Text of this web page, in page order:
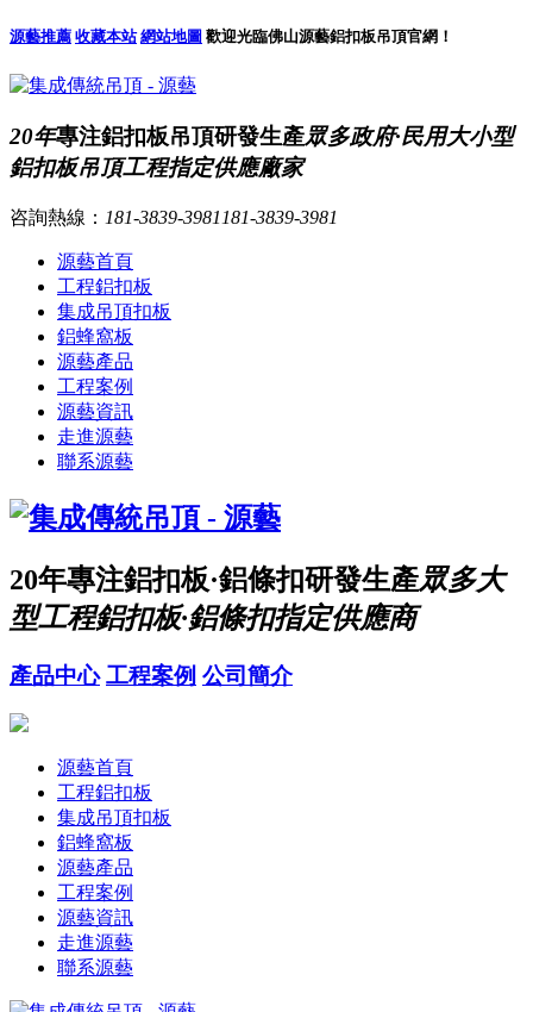
源藝推薦 收藏本站 網站地圖 歡迎光臨佛山源藝鋁扣板吊頂官網！
20年專注鋁扣板吊頂研發生產眾多政府·民用大小型
鋁扣板吊頂工程指定供應廠家
咨詢熱線： 181-3839-3981 181-3839-3981
源藝首頁
工程鋁扣板
集成吊頂扣板
鋁蜂窩板
源藝產品
工程案例
源藝資訊
走進源藝
聯系源藝
20年專注鋁扣板·鋁條扣研發生產眾多大
型工程鋁扣板·鋁條扣指定供應商
產品中心 工程案例 公司簡介
源藝首頁
工程鋁扣板
集成吊頂扣板
鋁蜂窩板
源藝產品
工程案例
源藝資訊
走進源藝
聯系源藝